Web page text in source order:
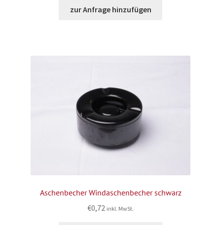
zur Anfrage hinzufügen
Aschenbecher Windaschenbecher schwarz
€0,72 inkl. MwSt.